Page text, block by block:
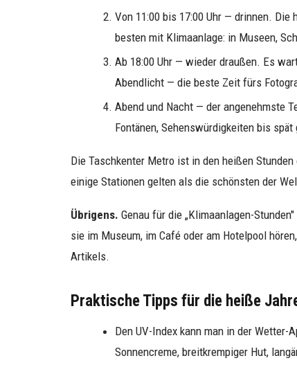
Von 11:00 bis 17:00 Uhr — drinnen.
besten mit Klimaanlage: in Museen,
Ab 18:00 Uhr — wieder draußen. Es
Abendlicht — die beste Zeit fürs
Abend und Nacht — der angenehmste
Fontänen, Sehenswürdigkeiten bis
Die Taschkenter Metro ist in den heißen
einige Stationen gelten als die schönsten der
Übrigens. Genau für die „Klimaanlagen-
sie im Museum, im Café oder am Hotelpool
Artikels.
Praktische Tipps für die heiße
Den UV-Index kann man in der
Sonnencreme, breitkrempiger Hut,